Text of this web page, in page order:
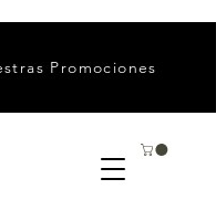
Promociones